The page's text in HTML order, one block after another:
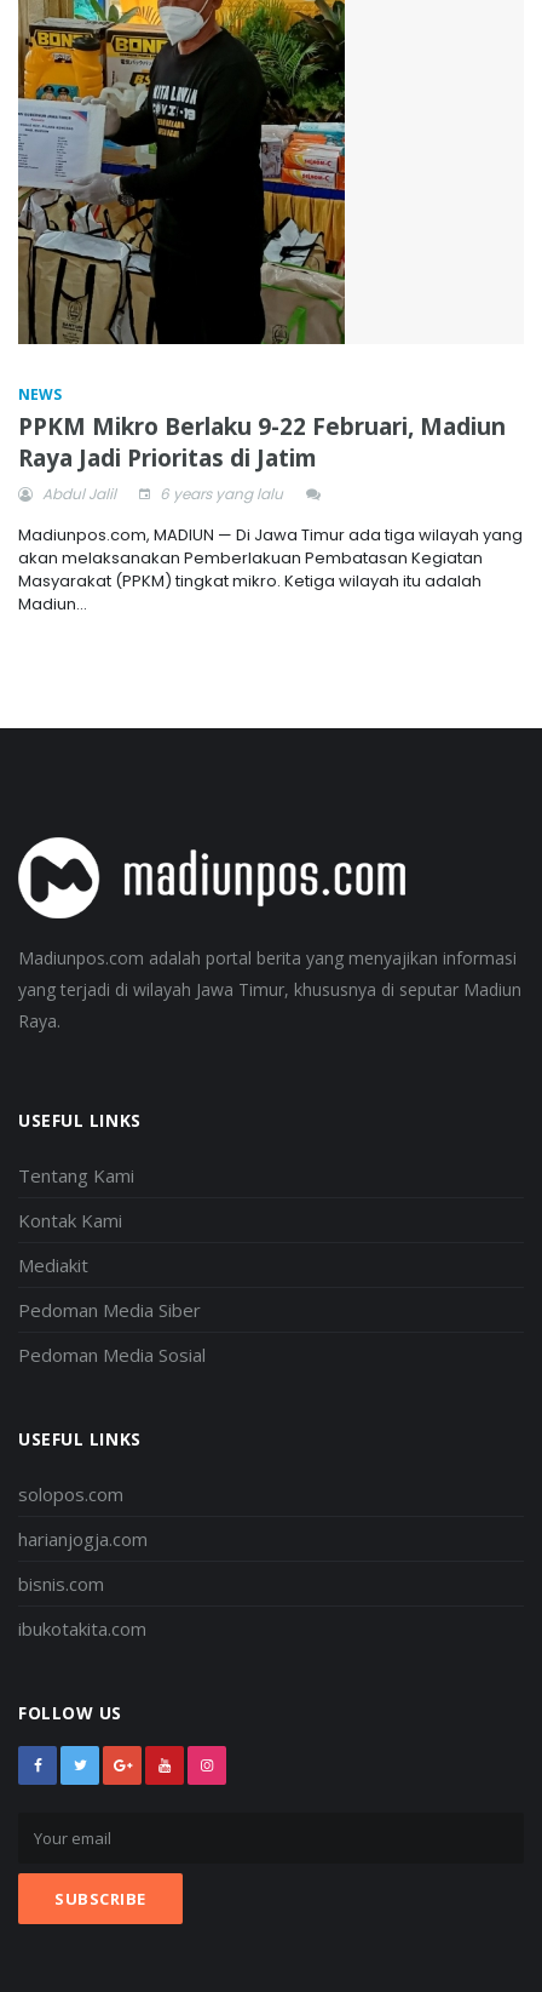
NEWS
PPKM Mikro Berlaku 9-22 Februari, Madiun
Raya Jadi Prioritas di Jatim
Abdul Jalil 6 years yang lalu
Madiunpos.com, MADIUN — Di Jawa Timur ada tiga wilayah yang
akan melaksanakan Pemberlakuan Pembatasan Kegiatan
Masyarakat (PPKM) tingkat mikro. Ketiga wilayah itu adalah
Madiun...
Madiunpos.com adalah portal berita yang menyajikan informasi
yang terjadi di wilayah Jawa Timur, khususnya di seputar Madiun
Raya.
USEFUL LINKS
Tentang Kami
Kontak Kami
Mediakit
Pedoman Media Siber
Pedoman Media Sosial
USEFUL LINKS
solopos.com
harianjogja.com
bisnis.com
ibukotakita.com
FOLLOW US